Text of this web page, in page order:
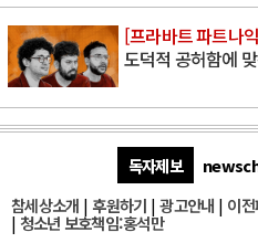
[프라바트 파트나
도덕적 공허함에
독자제보
참세상소개 | 후원하기 |광고안내 | 이
| 청소년 보호책임:홍석만